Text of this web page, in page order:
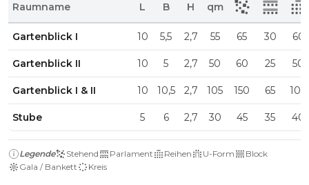
Raumname L B H qm
Gartenblick I 10 5,5 2,7 55 65 30 60
Gartenblick II 10 5 2,7 50 60 25 50
Gartenblick I & II 10 10,5 2,7 105 150 65 100
Stube 5 6 2,7 30 45 35 40
Legende Stehend Parlament Reihen U-Form
Block
Gala / Bankett
Kreis